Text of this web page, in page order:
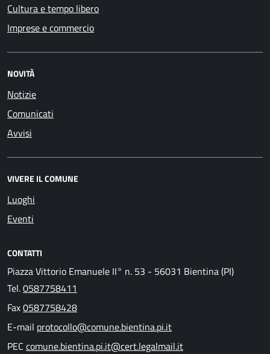
Cultura e tempo libero
Imprese e commercio
NOVITÀ
Notizie
Comunicati
Avvisi
VIVERE IL COMUNE
Luoghi
Eventi
CONTATTI
Piazza Vittorio Emanuele II° n. 53 - 56031 Bientina (PI)
Tel.0587758411
Fax0587758428
E-mail protocollo@comune.bientina.pi.it
PEC comune.bientina.pi.it@cert.legalmail.it